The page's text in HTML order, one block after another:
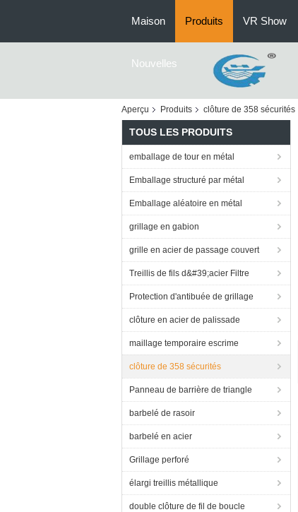
Maison Produits VR Show
Nouvelles
Aperçu Produits clôture de 358 sécurités
TOUS LES PRODUITS
emballage de tour en métal
Emballage structuré par métal
Emballage aléatoire en métal
grillage en gabion
grille en acier de passage couvert
Treillis de fils d&#39;acier Filtre
Protection d'antibuée de grillage
clôture en acier de palissade
maillage temporaire escrime
clôture de 358 sécurités
Panneau de barrière de triangle
barbelé de rasoir
barbelé en acier
Grillage perforé
élargi treillis métallique
double clôture de fil de boucle